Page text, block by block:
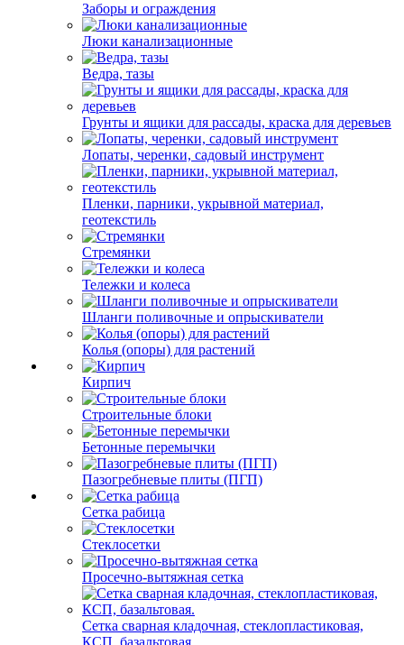
Заборы и ограждения
Люки канализационные
Ведра, тазы
Грунты и ящики для рассады, краска для деревьев
Лопаты, черенки, садовый инструмент
Пленки, парники, укрывной материал,
геотекстиль
Стремянки
Тележки и колеса
Шланги поливочные и опрыскиватели
Колья (опоры) для растений
Кирпич
Строительные блоки
Бетонные перемычки
Пазогребневые плиты (ПГП)
Сетка рабица
Стеклосетки
Просечно-вытяжная сетка
Сетка сварная кладочная, стеклопластиковая,
КСП, базальтовая.